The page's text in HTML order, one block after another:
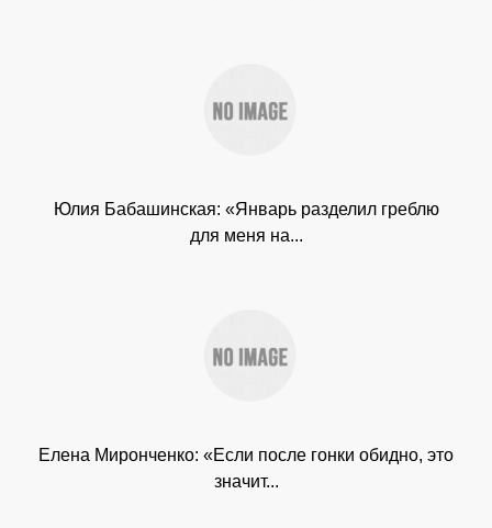
Юлия Бабашинская: «Январь разделил греблю
для меня на...
Елена Миронченко: «Если после гонки обидно, это
значит...